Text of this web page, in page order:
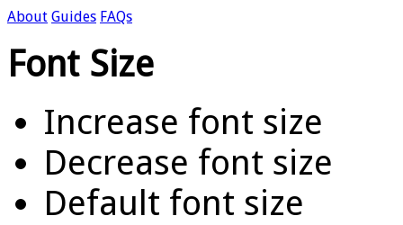
About Guides FAQs
Font Size
Increase font size
Decrease font size
Default font size